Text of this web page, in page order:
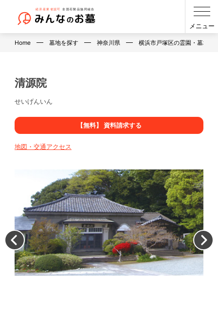
メニュー
Home 墓地を探す 神奈川県 横浜市戸塚区の霊園・墓地・
清源院
せいげんいん
【無料】 資料請求する
地図・交通アクセス